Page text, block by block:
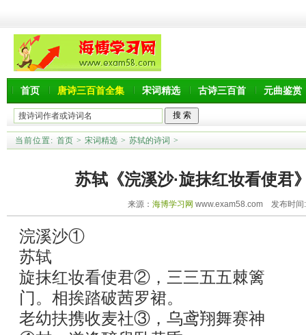
首页 唐诗三百首全集 宋词精选 古诗三百首 元曲鉴赏
当前位置: 首页 > 宋词精选 > 苏轼的诗词 >
苏轼《浣溪沙·旋抹红妆看使君
来源： 海博学习网 www.exam58.com 发布时间
浣溪沙①
苏轼
旋抹红妆看使君②，三三五五棘篱
门。相挨踏破茜罗裙。
老幼扶携收麦社③，乌鸢翔舞赛神